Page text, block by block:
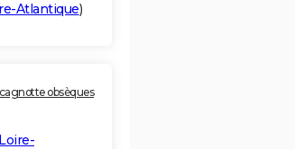
Atlantique)
obsèques